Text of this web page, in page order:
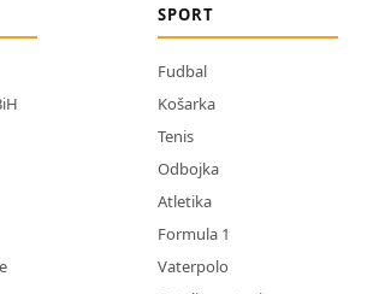
SPORT
Fudbal
Košarka
Tenis
Odbojka
Atletika
Formula 1
Vaterpolo